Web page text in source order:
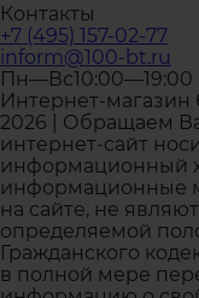
Контакты
+7 (495) 157-02-77
inform@100-bt.ru
Пн—Вс10:00—19:00
Интернет-магазин
2026 | Обращаем
интернет-сайт
информационный
информационные
на сайте, не
определяемой
Гражданского
в полной мере